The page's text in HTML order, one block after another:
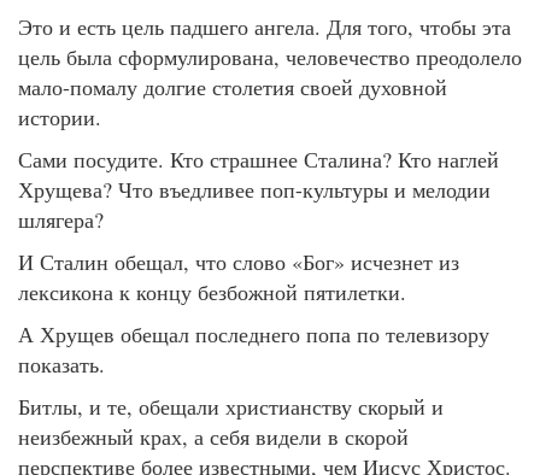
Это и есть цель падшего ангела. Для того, чтобы эта
цель была сформулирована, человечество преодолело
мало-помалу долгие столетия своей духовной
истории.
Сами посудите. Кто страшнее Сталина? Кто наглей
Хрущева? Что въедливее поп-культуры и мелодии
шлягера?
И Сталин обещал, что слово «Бог» исчезнет из
лексикона к концу безбожной пятилетки.
А Хрущев обещал последнего попа по телевизору
показать.
Битлы, и те, обещали христианству скорый и
неизбежный крах, а себя видели в скорой
перспективе более известными, чем Иисус Христос.